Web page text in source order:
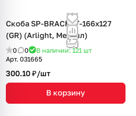
Скоба SP-BRACKET-166x127
(GR) (Arlight, Металл)
0 0 В наличии: 121 шт
Арт. 031665
300.10 ₽/шт
В корзину